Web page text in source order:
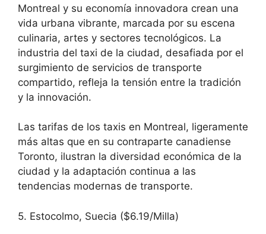
Montreal y su economía innovadora crean una
vida urbana vibrante, marcada por su escena
culinaria, artes y sectores tecnológicos. La
industria del taxi de la ciudad, desafiada por el
surgimiento de servicios de transporte
compartido, refleja la tensión entre la tradición
y la innovación.
Las tarifas de los taxis en Montreal, ligeramente
más altas que en su contraparte canadiense
Toronto, ilustran la diversidad económica de la
ciudad y la adaptación continua a las
tendencias modernas de transporte.
5. Estocolmo, Suecia ($6.19/Milla)